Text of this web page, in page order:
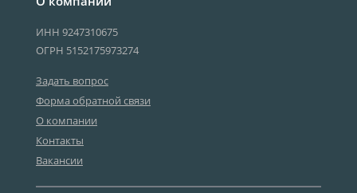
ИНН 9247310675
ОГРН 5152175973274
Задать вопрос
Форма обратной связи
О компании
Контакты
Вакансии